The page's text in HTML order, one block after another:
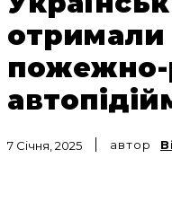
отримали
пожежно-
7 Січня, 2025 автор